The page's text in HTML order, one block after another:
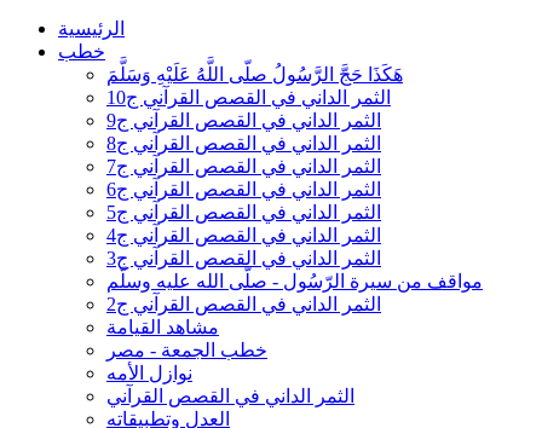
الرئيسية
خطب
هَكَذَا حَجَّ الرَّسُولُ صلّى اللَّهُ عَلَيْهِ وَسَلَّمَ
الثمر الداني في القصص القرآني ج10
الثمر الداني في القصص القرآني ج9
الثمر الداني في القصص القرآني ج8
الثمر الداني في القصص القرآني ج7
الثمر الداني في القصص القرآني ج6
الثمر الداني في القصص القرآني ج5
الثمر الداني في القصص القرآني ج4
الثمر الداني في القصص القرآني ج3
مواقف من سيرة الرّسُول - صلّى الله عليه وسلّم
الثمر الداني في القصص القرآني ج2
مشاهد القيامة
خطب الجمعة - مصر
نوازل الأمه
الثمر الداني في القصص القرآني
العدل وتطبيقاته